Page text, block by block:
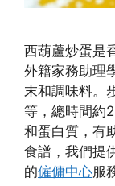
西葫蘆炒蛋是
外籍家務助理
末和調味料。
等，總時間約
和蛋白質，有
食譜，我們提
的僱傭中心服